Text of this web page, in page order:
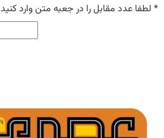
* لطفا عدد مقابل را در جعبه متن وارد کنید